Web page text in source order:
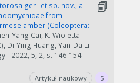
gen. et sp. nov., a
from
amber (Coleoptera:
Yang Cai, K. Wioletta
Di-Ying Huang, Yan-Da Li
- 2022, 5, 2, s. 146-154
Artykuł naukowy 5